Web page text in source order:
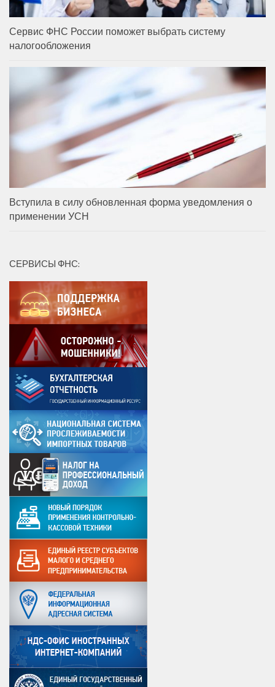
Сервис ФНС России поможет выбрать систему
налогообложения
Вступила в силу обновленная форма уведомления о
применении УСН
СЕРВИСЫ ФНС: